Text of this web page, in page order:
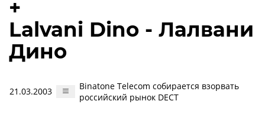
+
Lalvani Dino - Лалвани
Дино
21.03.2003
Binatone Telecom собирается взорвать
российский рынок DECT